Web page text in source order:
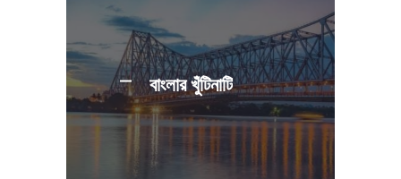
বাংলার খুঁটিনাটি